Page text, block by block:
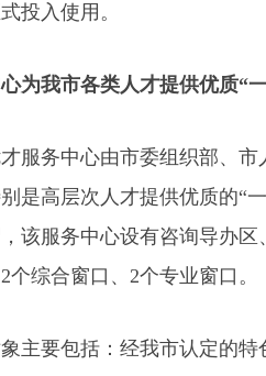
投入使用。
为我市各类人才提供优质“
服务中心由市委组织部、
是高层次人才提供优质的“
该服务中心设有咨询导办
个综合窗口、2个专业窗口。
主要包括：经我市认定的